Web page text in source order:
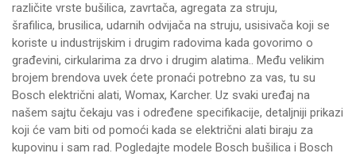
različite vrste bušilica, zavrtača, agregata za struju,
šrafilica, brusilica, udarnih odvijača na struju, usisivača koji se
koriste u industrijskim i drugim radovima kada govorimo o
građevini, cirkularima za drvo i drugim alatima.. Među velikim
brojem brendova uvek ćete pronaći potrebno za vas, tu su
Bosch električni alati, Womax, Karcher. Uz svaki uređaj na
našem sajtu čekaju vas i određene specifikacije, detaljniji prikazi
koji će vam biti od pomoći kada se električni alati biraju za
kupovinu i sam rad. Pogledajte modele Bosch bušilica i Bosch